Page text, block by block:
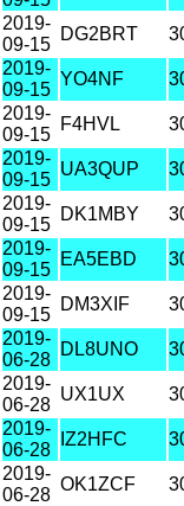
2019-
09-15
DG2BRT
2019-
09-15
YO4NF
2019-
09-15
F4HVL
2019-
09-15
UA3QUP
2019-
09-15
DK1MBY
2019-
09-15
EA5EBD
2019-
09-15
DM3XIF
2019-
06-28
DL8UNO
2019-
06-28
UX1UX
2019-
06-28
IZ2HFC
2019-
06-28
OK1ZCF